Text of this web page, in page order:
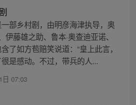
部乡村剧，由明彦海津执导，奥
伊藤雄之助、鲁本·奥查迪亚诺、
了如方苞赔笑说道：“皇上此言，
是感动。不过，带兵的人...
日 07:03